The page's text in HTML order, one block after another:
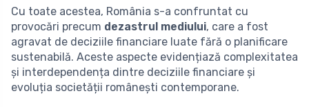
Cu toate acestea, România s-a confruntat cu
provocări precum dezastrul mediului, care a fost
agravat de deciziile financiare luate fără o planificare
sustenabilă. Aceste aspecte evidențiază complexitatea
și interdependența dintre deciziile financiare și
evoluția societății românești contemporane.